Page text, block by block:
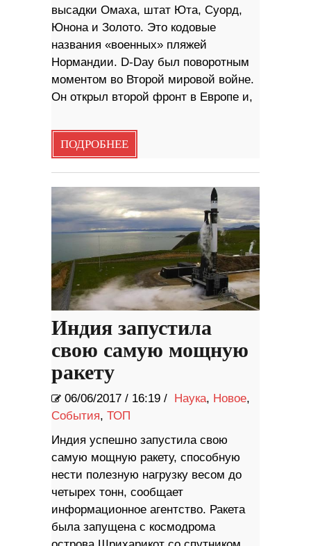
высадки Омаха, штат Юта, Суорд,
Юнона и Золото. Это кодовые
названия «военных» пляжей
Нормандии. D-Day был поворотным
моментом во Второй мировой войне.
Он открыл второй фронт в Европе и,
ПОДРОБНЕЕ
Индия запустила
свою самую мощную
ракету
06/06/2017 / 16:19 / Наука, Новое,
События, ТОП
Индия успешно запустила свою
самую мощную ракету, способную
нести полезную нагрузку весом до
четырех тонн, сообщает
информационное агентство. Ракета
была запущена с космодрома